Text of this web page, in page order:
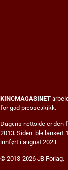
KINOMAGASINET
for god presseskikk.
Dagens nettside er den
2013. Siden ble lansert
innført i august 2023.
© 2013-2026 JB Forlag.